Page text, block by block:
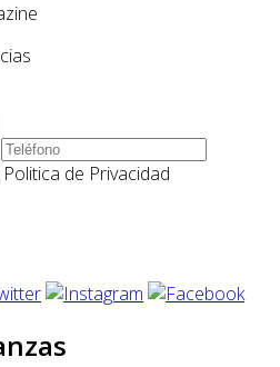
Politica de Privacidad